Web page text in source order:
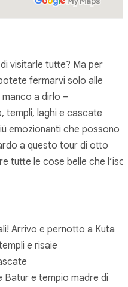
visitarle tutte? Ma per
fermarvi solo alle
manco a dirlo –
templi, laghi e cascate
emozionanti che possono
a questo tour di otto
tutte le cose belle che
Arrivo e pernotto a Kuta
e risaie
Batur e tempio madre di